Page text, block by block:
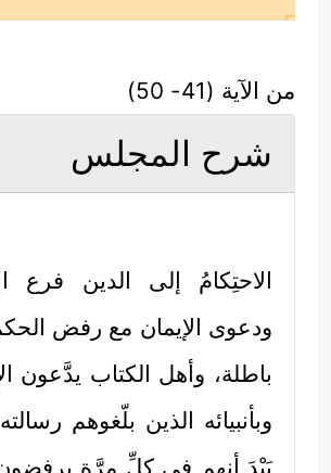
من الآية (41- 50)
شرح المجلس
الاحتِكامُ إلى الدين فرع
ودعوى الإيمان مع رفض
باطلة، وأهل الكتاب يدَّعون
وبأنبيائه الذين بلّغوهم
بَيْدَ أنهم في كلِّ مرَّةٍ